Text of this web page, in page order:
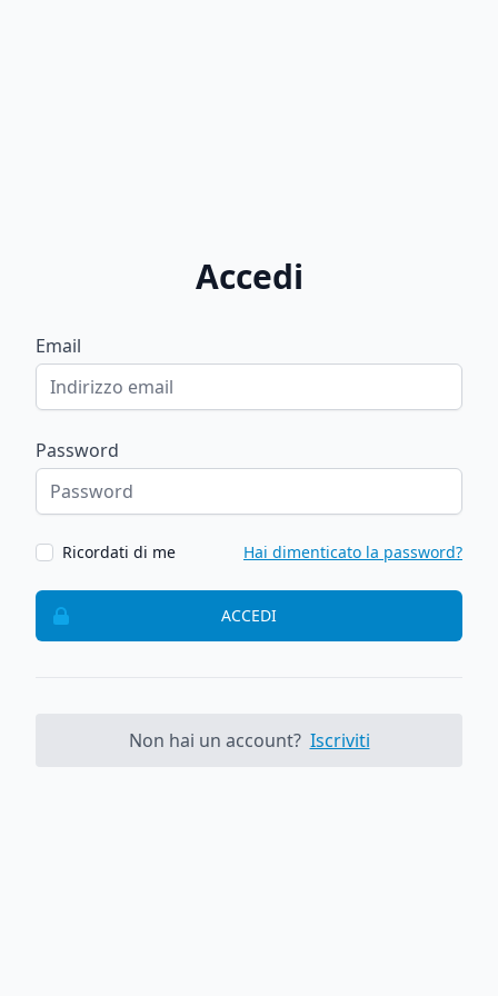
Accedi
Email
Password
Ricordati di me Hai dimenticato la password?
ACCEDI
Non hai un account? Iscriviti